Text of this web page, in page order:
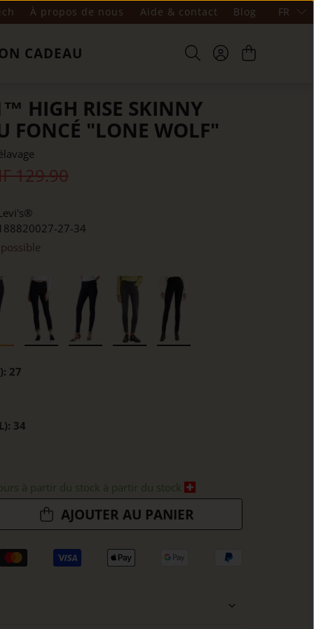
À propos de nous Aide & contact Blog FR
CADEAU
HIGH RISE SKINNY
FONCÉ "LONE WOLF"
129.90
27-34
27
34
à partir du stock à partir du stock
AJOUTER AU PANIER